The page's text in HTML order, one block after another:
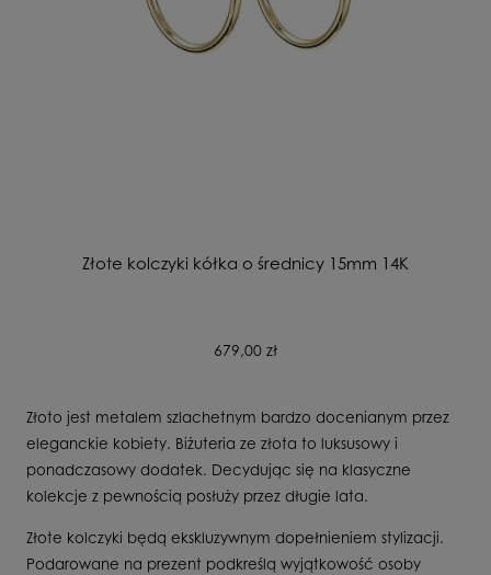
Złote kolczyki kółka o średnicy 15mm 14K
679,00 zł
Złoto jest metalem szlachetnym bardzo docenianym przez
eleganckie kobiety. Biżuteria ze złota to luksusowy i
ponadczasowy dodatek. Decydując się na klasyczne
kolekcje z pewnością posłuży przez długie lata.
Złote kolczyki będą ekskluzywnym dopełnieniem stylizacji.
Podarowane na prezent podkreślą wyjątkowość osoby